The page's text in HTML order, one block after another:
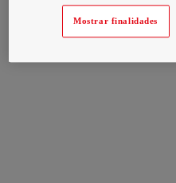
Mostrar finalidades